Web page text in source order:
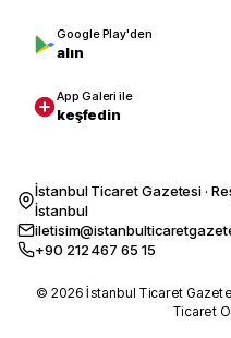
Google Play'den
alın
App Galeri ile
keşfedin
İstanbul Ticaret Gazetesi ·
İstanbul
+90 212 467 65 15
© 2026 İstanbul Ticaret
Ticaret